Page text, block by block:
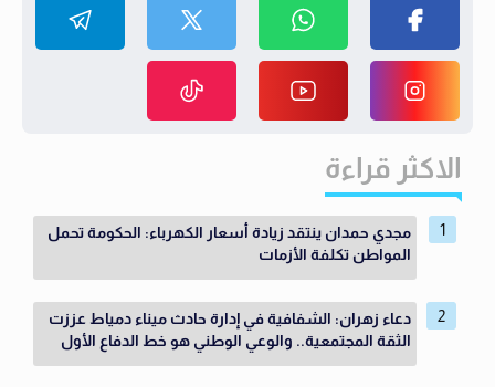
الاكثر قراءة
مجدي حمدان ينتقد زيادة أسعار الكهرباء: الحكومة تحمل
المواطن تكلفة الأزمات
دعاء زهران: الشفافية في إدارة حادث ميناء دمياط عززت
الثقة المجتمعية.. والوعي الوطني هو خط الدفاع الأول